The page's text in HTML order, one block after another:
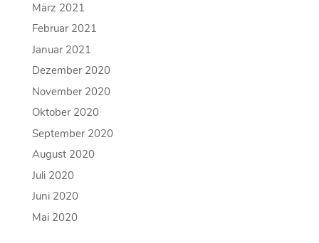
März 2021
Februar 2021
Januar 2021
Dezember 2020
November 2020
Oktober 2020
September 2020
August 2020
Juli 2020
Juni 2020
Mai 2020